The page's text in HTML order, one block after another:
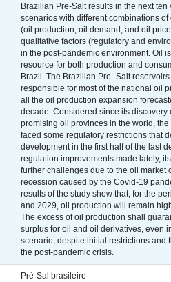
Brazilian Pre-Salt results in the next
scenarios with different combinations of
(oil production, oil demand, and oil
qualitative factors (regulatory and
in the post-pandemic environment. Oil
resource for both production and
Brazil. The Brazilian Pre- Salt
responsible for most of the national oil
all the oil production expansion
decade. Considered since its discovery
promising oil provinces in the world,
faced some regulatory restrictions that
development in the first half of the last
regulation improvements made lately,
further challenges due to the oil market
recession caused by the Covid-19
results of the study show that, for the
and 2029, oil production will remain
The excess of oil production shall
surplus for oil and oil derivatives, even
scenario, despite initial restrictions and
the post-pandemic crisis.
Pré-Sal brasileiro